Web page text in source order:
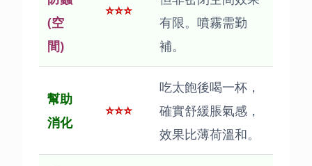
(空
間)
⭐⭐⭐
有限。噴霧需勤
補。
幫助
消化
⭐⭐⭐
吃太飽後喝一杯，
確實舒緩脹氣感，
效果比薄荷溫和。